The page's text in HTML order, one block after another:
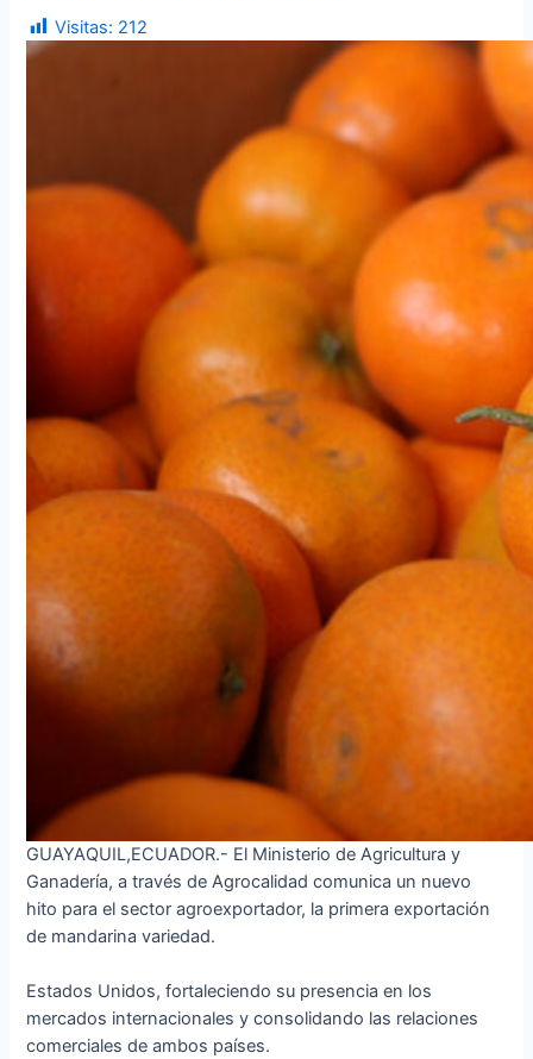
Visitas: 212
GUAYAQUIL,ECUADOR.- El Ministerio de Agricultura y
Ganadería, a través de Agrocalidad comunica un nuevo
hito para el sector agroexportador, la primera exportación
de mandarina variedad.
Estados Unidos, fortaleciendo su presencia en los
mercados internacionales y consolidando las relaciones
comerciales de ambos países.